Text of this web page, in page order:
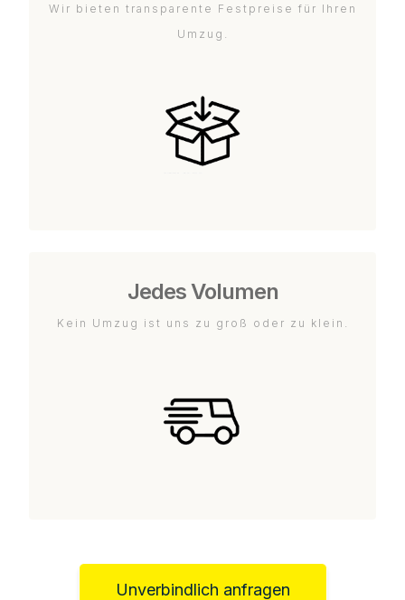
Wir bieten transparente Festpreise für Ihren
Umzug.
Jedes Volumen
Kein Umzug ist uns zu groß oder zu klein.
Unverbindlich anfragen